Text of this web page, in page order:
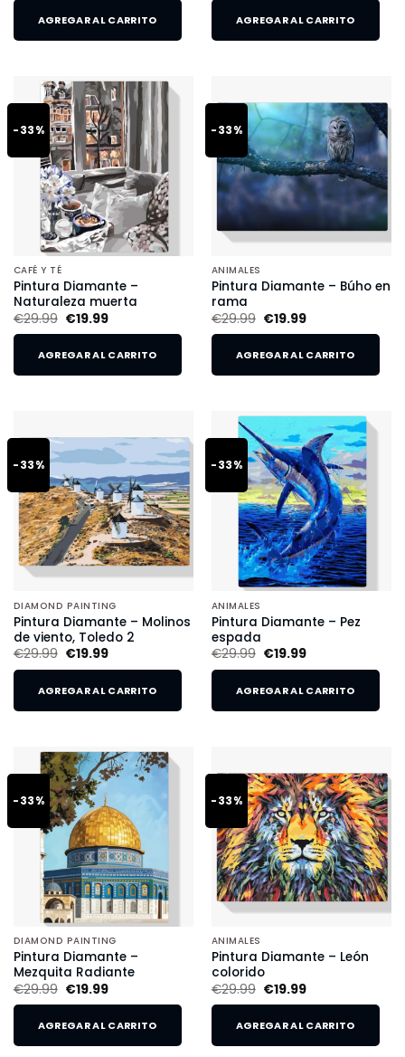
AGREGAR AL CARRITO AGREGAR AL CARRITO
-33%
CAFÉ Y TÉ
Pintura Diamante –
Naturaleza muerta
€29.99 €19.99
AGREGAR AL CARRITO
-33%
ANIMALES
Pintura Diamante – Búho en
rama
€29.99 €19.99
AGREGAR AL CARRITO
-33%
DIAMOND PAINTING
Pintura Diamante – Molinos
de viento, Toledo 2
€29.99 €19.99
AGREGAR AL CARRITO
-33%
ANIMALES
Pintura Diamante – Pez
espada
€29.99 €19.99
AGREGAR AL CARRITO
-33%
DIAMOND PAINTING
Pintura Diamante –
Mezquita Radiante
€29.99 €19.99
AGREGAR AL CARRITO
-33%
ANIMALES
Pintura Diamante – León
colorido
€29.99 €19.99
AGREGAR AL CARRITO